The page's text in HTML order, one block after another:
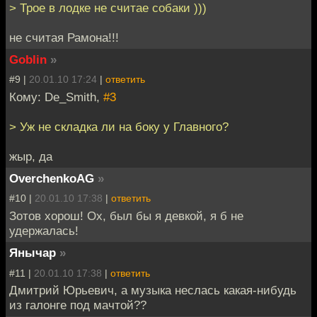
> Трое в лодке не считае собаки )))
не считая Рамона!!!
Goblin »
#9 | 20.01.10 17:24 | ответить
Кому: De_Smith, #3
> Уж не складка ли на боку у Главного?
жыр, да
OverchenkoAG »
#10 | 20.01.10 17:38 | ответить
Зотов хорош! Ох, был бы я девкой, я б не
удержалась!
Янычар »
#11 | 20.01.10 17:38 | ответить
Дмитрий Юрьевич, а музыка неслась какая-нибудь
из галонге под мачтой??